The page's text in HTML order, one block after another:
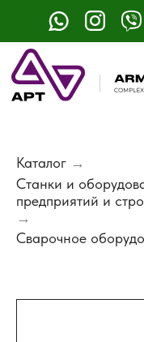
Каталог →
Станки и
предприятий и
→
Сварочное